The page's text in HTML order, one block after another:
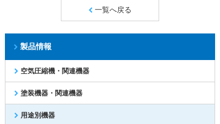
一覧へ戻る
製品情報
空気圧縮機・関連機器
塗装機器・関連機器
用途別機器